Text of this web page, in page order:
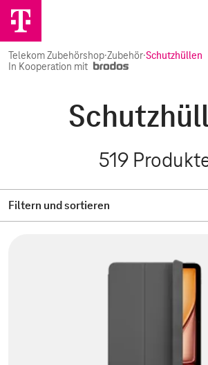
Telekom Zubehörshop·Zubehör·Schutzhüllen
In Kooperation mit
519
Filtern und sortieren